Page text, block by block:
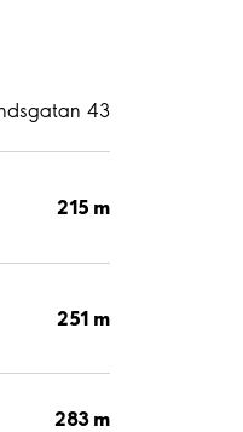
43
215 m
251 m
283 m